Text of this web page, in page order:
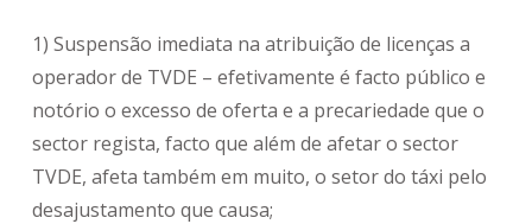
1) Suspensão imediata na atribuição de licenças a
operador de TVDE – efetivamente é facto público e
notório o excesso de oferta e a precariedade que o
sector regista, facto que além de afetar o sector
TVDE, afeta também em muito, o setor do táxi pelo
desajustamento que causa;